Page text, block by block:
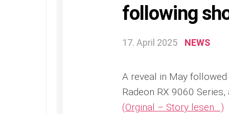
following
17. April 2025 NEWS
A reveal in May
Radeon RX 9060
(Orginal – Story lesen…)